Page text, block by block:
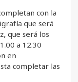
con la
que será
que será los
a 12.30
en
completar las